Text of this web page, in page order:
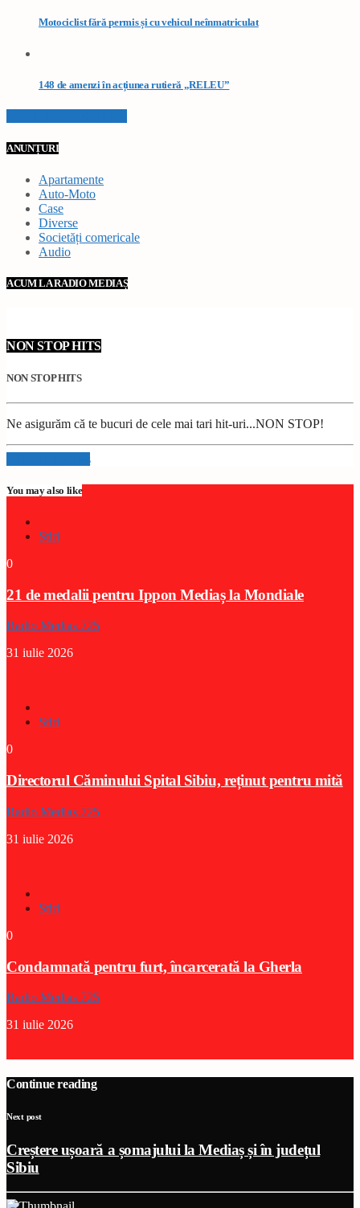
Motociclist fără permis și cu vehicul neînmatriculat
148 de amenzi în acțiunea rutieră „RELEU”
ANUNȚURI
Apartamente
Auto-Moto
Case
Diverse
Societăți comericale
Audio
ACUM LA RADIO MEDIAȘ
NON STOP HITS
NON STOP HITS
Ne asigurăm că te bucuri de cele mai tari hit-uri...NON STOP!
Info and episodes
You may also like
Stiri
0
21 de medalii pentru Ippon Mediaș la Mondiale
Radio Medias 725
31 iulie 2026
Stiri
0
Directorul Căminului Spital Sibiu, reținut pentru mită
Radio Medias 725
31 iulie 2026
Stiri
0
Condamnată pentru furt, încarcerată la Gherla
Radio Medias 725
31 iulie 2026
Continue reading
Next post
Creștere ușoară a șomajului la Mediaș și în județul
Sibiu